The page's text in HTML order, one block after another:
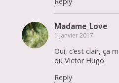
Madame_Love
1 janvier 2017
Oui, c’est clair, ça
du Victor Hugo.
Reply